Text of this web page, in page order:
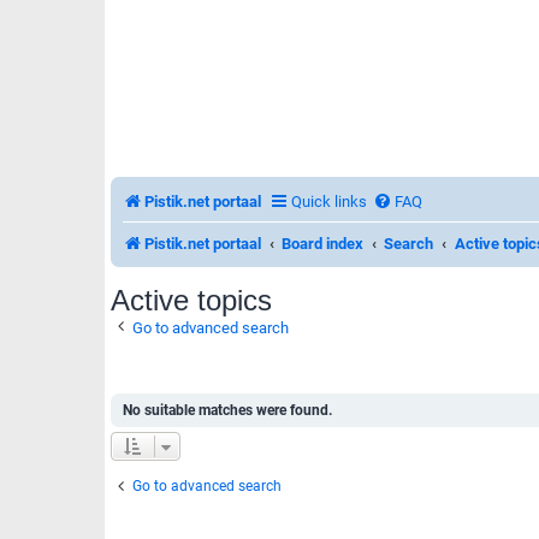
Pistik.net portaal Quick links FAQ
Pistik.net portaal Board index Search Active
Active topics
Go to advanced search
No suitable matches were found.
Go to advanced search